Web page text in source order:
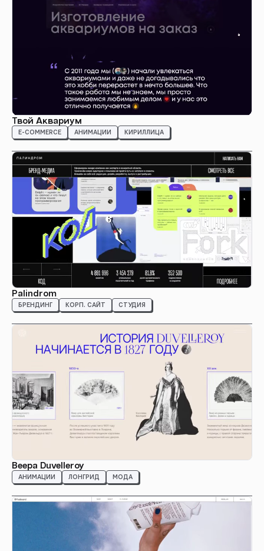
Твой Аквариум
E-COMMERCE АНИМАЦИИ КИРИЛЛИЦА
Palindrom
БРЕНДИНГ КОРП. САЙТ СТУДИЯ
Beepa Duvelleroy
АНИМАЦИИ ЛОНГРИД МОДА